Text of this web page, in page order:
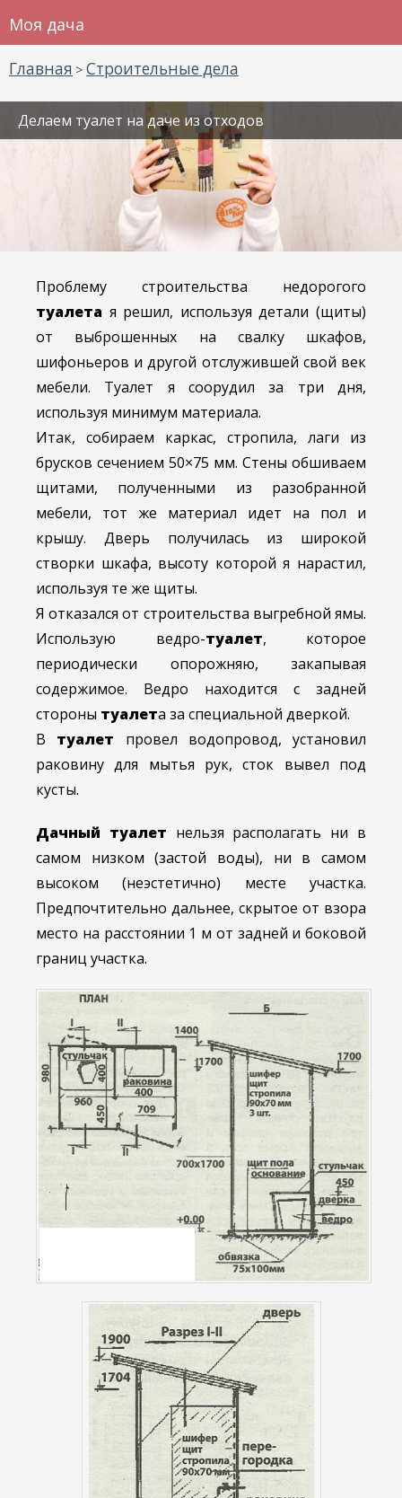
Моя дача
Главная > Строительные дела
Делаем туалет на даче из отходов
Проблему строительства недорогого
туалета я решил, используя детали (щиты)
от выброшенных на свалку шкафов,
шифоньеров и другой отслужившей свой век
мебели. Туалет я соорудил за три дня,
используя минимум материала.
Итак, собираем каркас, стропила, лаги из
брусков сечением 50×75 мм. Стены обшиваем
щитами, полученными из разобранной
мебели, тот же материал идет на пол и
крышу. Дверь получилась из широкой
створки шкафа, высоту которой я нарастил,
используя те же щиты.
Я отказался от строительства выгребной ямы.
Использую ведро-туалет, которое
периодически опорожняю, закапывая
содержимое. Ведро находится с задней
стороны туалета за специальной дверкой.
В туалет провел водопровод, установил
раковину для мытья рук, сток вывел под
кусты.
Дачный туалет нельзя располагать ни в
самом низком (застой воды), ни в самом
высоком (неэстетично) месте участка.
Предпочтительно дальнее, скрытое от взора
место на расстоянии 1 м от задней и боковой
границ участка.